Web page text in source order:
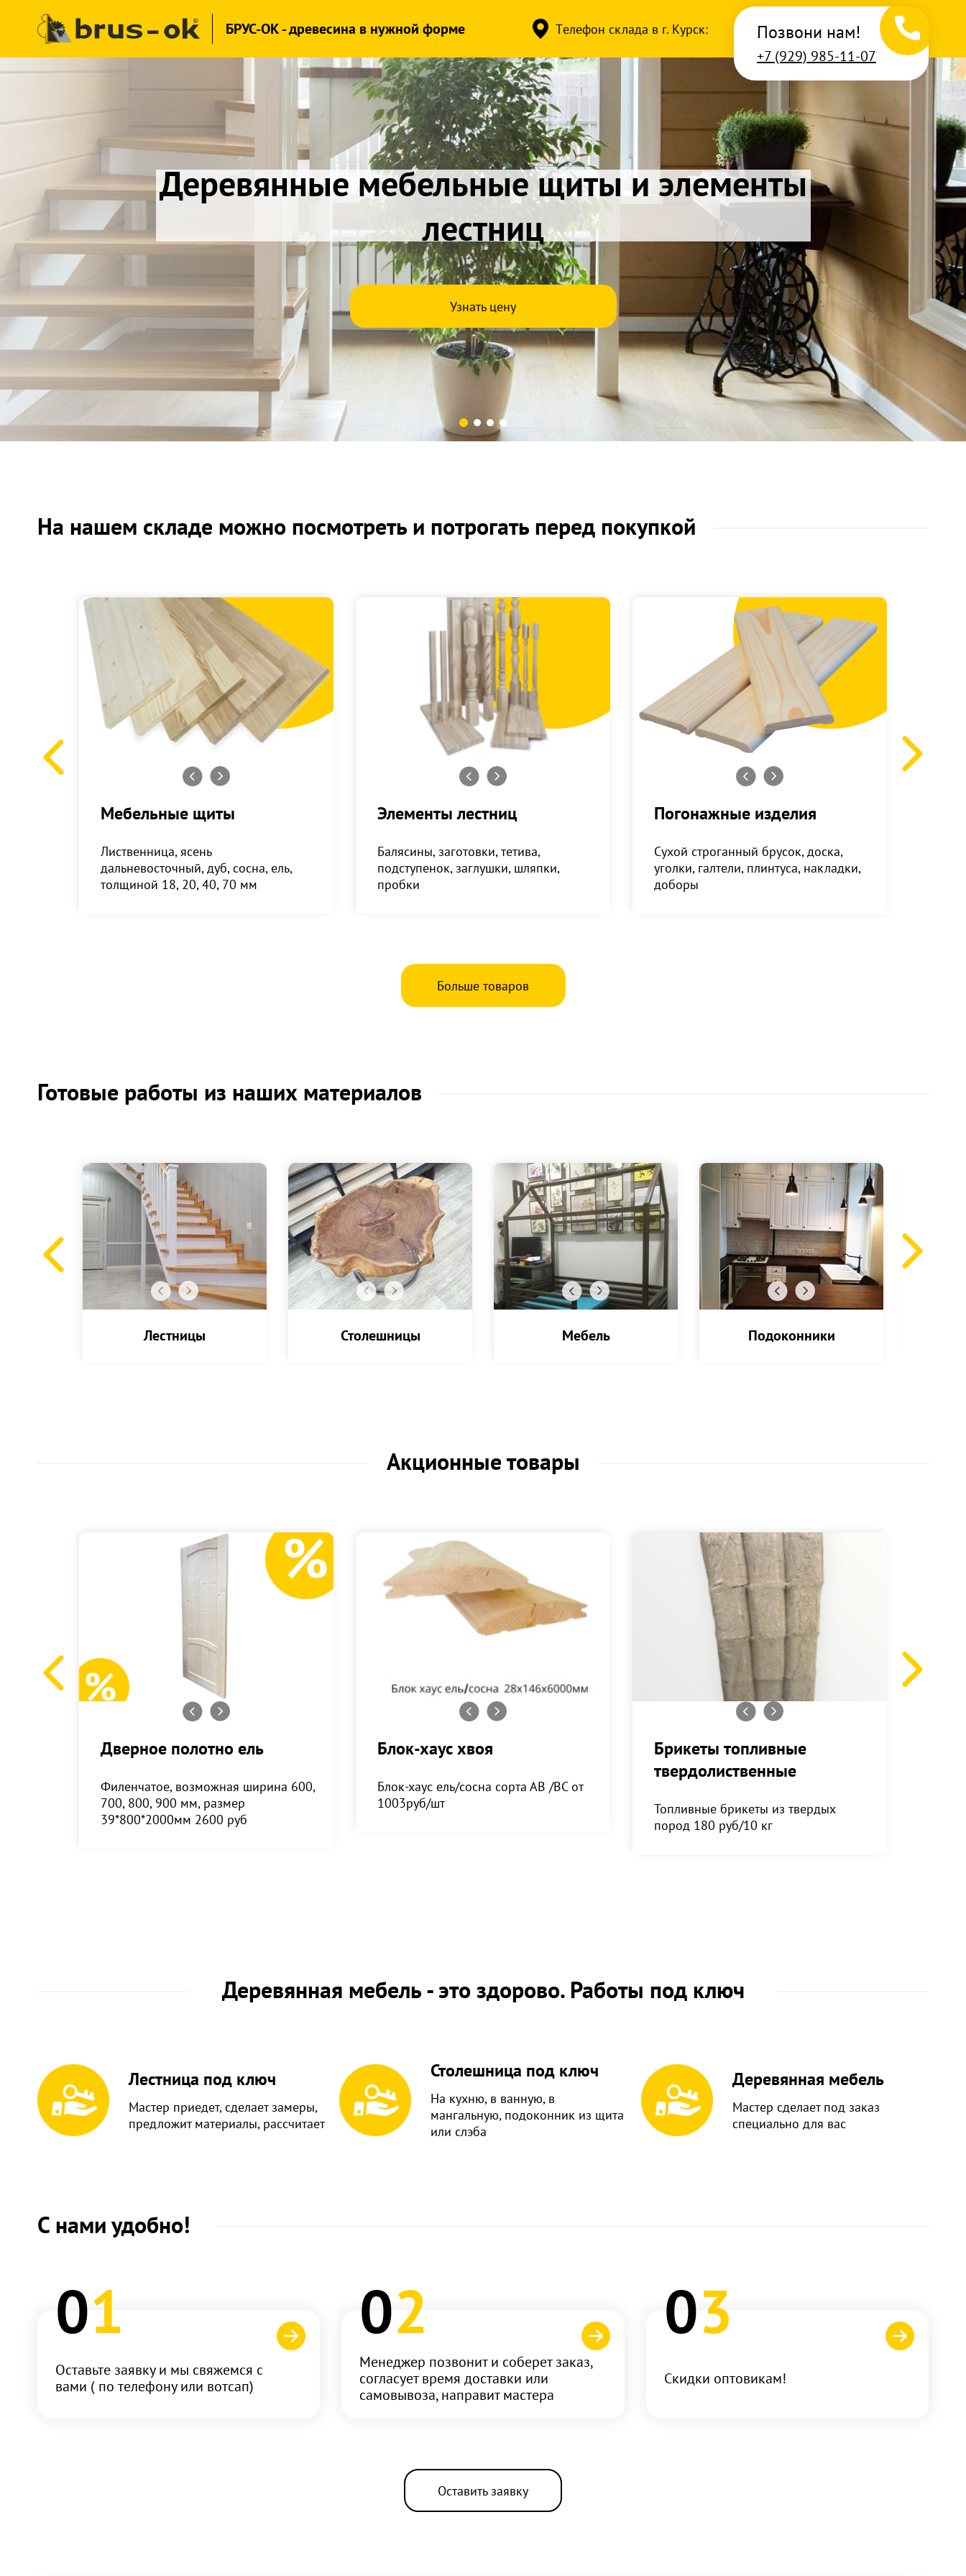
БРУС-ОК - древесина в нужной форме Tелефон склада в г. Курск: Позвони нам!
+7 (929) 985-11-07
Мебельные щиты из лиственницы,
дальневосточного ясеня, дуба, сосны, ели
Узнать цену
На нашем складе можно посмотреть и потрогать перед покупкой
Мебельные щиты
Лиственница, ясень
дальневосточный, дуб, сосна, ель,
толщиной 18, 20, 40, 70 мм
Элементы лестниц
Балясины, заготовки, тетива,
подступенок, заглушки, шляпки,
пробки
Погонажные изделия
Сухой строганный брусок, доска,
уголки, галтели, плинтуса, накладки,
доборы
Больше товаров
Готовые работы из наших материалов
Лестницы Столешницы Мебель Подоконники
Акционные товары
Дверное полотно ель
Филенчатое, возможная ширина 600,
700, 800, 900 мм, размер
39*800*2000мм 2600 руб
Блок-хаус хвоя
Блок-хаус ель/сосна сорта АВ /ВС от
1003руб/шт
Брикеты топливные
твердолиственные
Топливные брикеты из твердых
пород 180 руб/10 кг
Деревянная мебель - это здорово. Работы под ключ
Лестница под ключ
Мастер приедет, сделает замеры,
предложит материалы, рассчитает
Столешница под ключ
На кухню, в ванную, в
мангальную, подоконник из щита
или слэба
Деревянная мебель
Мастер сделает под заказ
специально для вас
С нами удобно!
01
Оставьте заявку и мы свяжемся с
вами ( по телефону или вотсап)
02
Менеджер позвонит и соберет заказ,
согласует время доставки или
самовывоза, направит мастера
03
Скидки оптовикам!
Оставить заявку